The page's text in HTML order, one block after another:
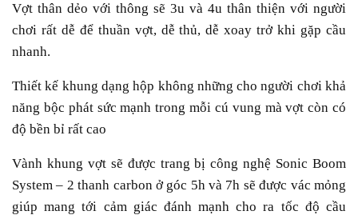
Vợt thân dẻo với thông sẽ 3u và 4u thân thiện với người
chơi rất dễ để thuần vợt, dễ thủ, dễ xoay trở khi gặp cầu
nhanh.
Thiết kế khung dạng hộp không những cho người chơi khả
năng bộc phát sức mạnh trong mỗi cú vung mà vợt còn có
độ bền bỉ rất cao
Vành khung vợt sẽ được trang bị công nghệ Sonic Boom
System – 2 thanh carbon ở góc 5h và 7h sẽ được vác mỏng
giúp mang tới cảm giác đánh mạnh cho ra tốc độ cầu